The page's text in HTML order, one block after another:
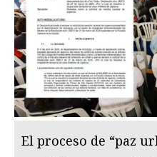
El proceso de “paz